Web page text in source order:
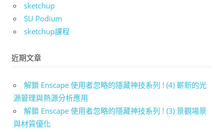
sketchup
SU Podium
sketchup課程
近期文章
解鎖 Enscape 使用者忽略的隱藏神技系列 ! (4) 嶄新的光
源管理與熱源分析應用
解鎖 Enscape 使用者忽略的隱藏神技系列 ! (3) 景觀場景
與材質優化